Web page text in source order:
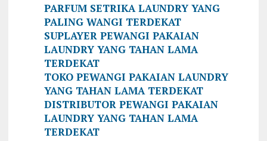
PARFUM SETRIKA LAUNDRY YANG
PALING WANGI TERDEKAT
SUPLAYER PEWANGI PAKAIAN
LAUNDRY YANG TAHAN LAMA
TERDEKAT
TOKO PEWANGI PAKAIAN LAUNDRY
YANG TAHAN LAMA TERDEKAT
DISTRIBUTOR PEWANGI PAKAIAN
LAUNDRY YANG TAHAN LAMA
TERDEKAT